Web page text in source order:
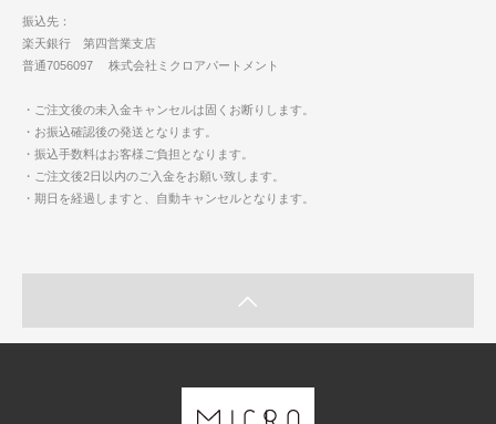
振込先：
楽天銀行 第四営業支店
普通7056097 株式会社ミクロアパートメント
・ご注文後の未入金キャンセルは固くお断りします。
・お振込確認後の発送となります。
・振込手数料はお客様ご負担となります。
・ご注文後2日以内のご入金をお願い致します。
・期日を経過しますと、自動キャンセルとなります。